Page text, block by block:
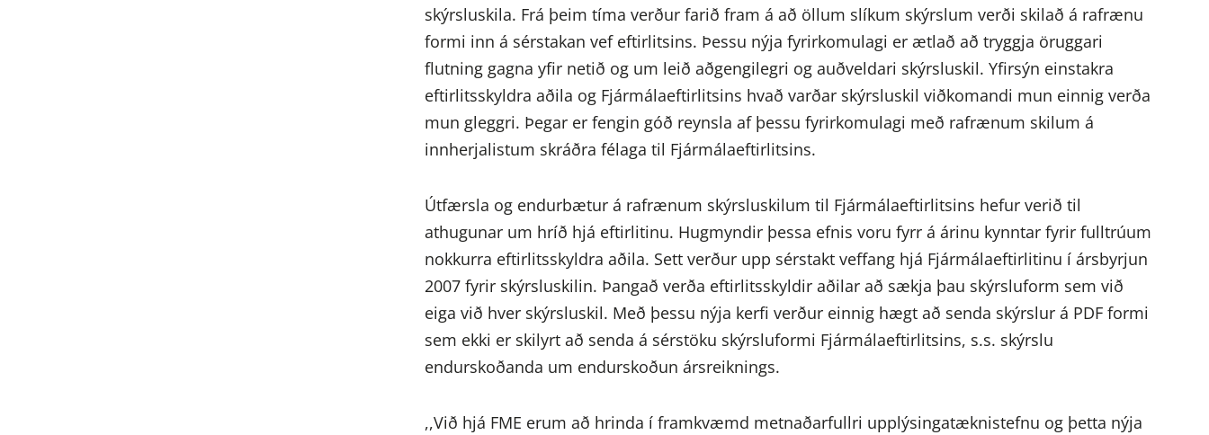
skýrsluskila. Frá þeim tíma verður farið fram á að öllum slíkum skýrslum verði skilað á rafrænu
formi inn á sérstakan vef eftirlitsins. Þessu nýja fyrirkomulagi er ætlað að tryggja öruggari
flutning gagna yfir netið og um leið aðgengilegri og auðveldari skýrsluskil. Yfirsýn einstakra
eftirlitsskyldra aðila og Fjármálaeftirlitsins hvað varðar skýrsluskil viðkomandi mun einnig verða
mun gleggri. Þegar er fengin góð reynsla af þessu fyrirkomulagi með rafrænum skilum á
innherjalistum skráðra félaga til Fjármálaeftirlitsins.
Útfærsla og endurbætur á rafrænum skýrsluskilum til Fjármálaeftirlitsins hefur verið til
athugunar um hríð hjá eftirlitinu. Hugmyndir þessa efnis voru fyrr á árinu kynntar fyrir fulltrúum
nokkurra eftirlitsskyldra aðila. Sett verður upp sérstakt veffang hjá Fjármálaeftirlitinu í ársbyrjun
2007 fyrir skýrsluskilin. Þangað verða eftirlitsskyldir aðilar að sækja þau skýrsluform sem við
eiga við hver skýrsluskil. Með þessu nýja kerfi verður einnig hægt að senda skýrslur á PDF formi
sem ekki er skilyrt að senda á sérstöku skýrsluformi Fjármálaeftirlitsins, s.s. skýrslu
endurskoðanda um endurskoðun ársreiknings.
,,Við hjá FME erum að hrinda í framkvæmd metnaðarfullri upplýsingatæknistefnu og þetta nýja